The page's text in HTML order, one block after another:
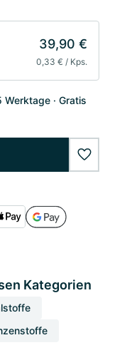
39,90 €
0,33 € / Kps.
Werktage
Gratis
Kategorien